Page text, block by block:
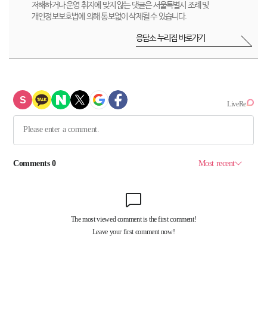
저해하거나 운영 취지에 맞지 않는 댓글은 서울특별시 조례 및
개인정보보호법에 의해 통보없이 삭제될 수 있습니다.
응답소 누리집 바로가기